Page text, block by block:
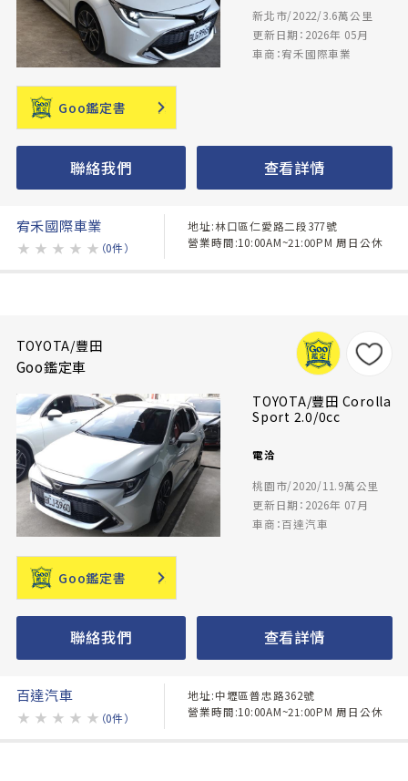
新北市/2022/3.6萬公里
更新日期：2026年 05月
車商：宥禾國際車業
Goo鑑定書
聯絡我們 查看詳情
宥禾國際車業
★ ★ ★ ★ ★ （0件）
地址:林口區仁愛路二段377號
營業時間:10:00AM~21:00PM 周日公休
TOYOTA/豐田
Goo鑑定車
TOYOTA/豐田 Corolla
Sport 2.0/0cc
電洽
桃園市/2020/11.9萬公里
更新日期：2026年 07月
車商：百達汽車
Goo鑑定書
聯絡我們 查看詳情
百達汽車
★ ★ ★ ★ ★ （0件）
地址:中壢區普忠路362號
營業時間:10:00AM~21:00PM 周日公休